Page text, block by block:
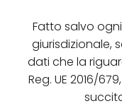
Fatto salvo
giurisdizionale,
dati che la
Reg. UE 2016/